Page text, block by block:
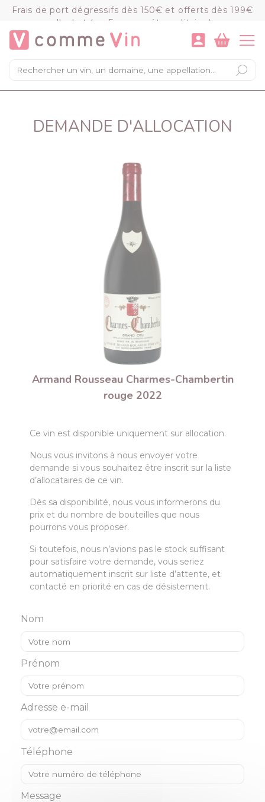
Frais de port dégressifs dès 150€ et offerts dès 199€
d'achat (en France métropolitaine)
×
Mon panier
VOIR LE PANIER COMMANDER
DEMANDE D'ALLOCATION
Armand Rousseau Charmes-Chambertin
rouge 2022
Ce vin est disponible uniquement sur allocation.
Nous vous invitons à nous envoyer votre
demande si vous souhaitez être inscrit sur la liste
d’allocataires de ce vin.
Dès sa disponibilité, nous vous informerons du
prix et du nombre de bouteilles que nous
pourrons vous proposer.
Si toutefois, nous n’avions pas le stock suffisant
pour satisfaire votre demande, vous seriez
automatiquement inscrit sur liste d’attente, et
contacté en priorité en cas de désistement.
Nom
Prénom
Adresse e-mail
Téléphone
Message
Panneau de gestion des cookies